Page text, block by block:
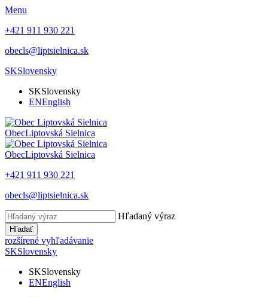
Menu
+421 911 930 221
obecls@liptsielnica.sk
SKSlovensky
SKSlovensky
ENEnglish
ObecLiptovská Sielnica
ObecLiptovská Sielnica
+421 911 930 221
obecls@liptsielnica.sk
Hľadaný výraz
Hľadať
rozšírené vyhľadávanie
SKSlovensky
SKSlovensky
ENEnglish